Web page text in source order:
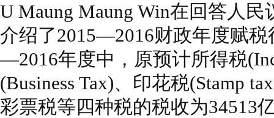
U Maung Maung Win在回答人民
介绍了2015—2016财政年度赋
—2016年度中，原预计所得税
(Business Tax)、印花税(Stamp
彩票税等四种税的税收为34513